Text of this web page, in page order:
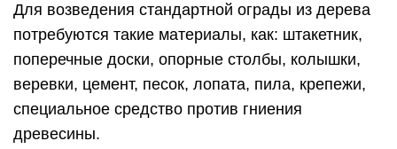
Для возведения стандартной ограды из дерева
потребуются такие материалы, как: штакетник,
поперечные доски, опорные столбы, колышки,
веревки, цемент, песок, лопата, пила, крепежи,
специальное средство против гниения
древесины.